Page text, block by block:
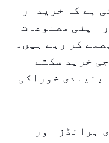
ہے کہ خریدار
اپنی مصنوعات
کر رہے ہیں۔
خرید سکتے
بنیادی خوراکی
برانڈز اور